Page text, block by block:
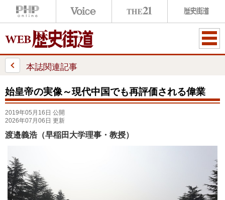
ME
本誌関連記事
始皇帝の実像～現代中国でも再評価される偉業
2019年05月16日 公開
2026年07月06日 更新
渡邉義浩（早稲田大学理事・教授）